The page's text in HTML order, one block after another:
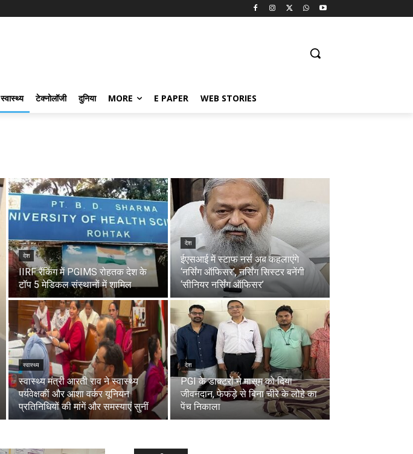
स्वास्थ्य टेक्नोलॉजी दुनिया MORE E PAPER WEB STORIES
देश
IIRF रैंकिंग में PGIMS रोहतक देश के
टॉप 5 मेडिकल संस्थानों में शामिल
देश
ईएसआई में स्टाफ नर्स अब कहलाएंगे
‘नर्सिंग ऑफिसर’, नर्सिंग सिस्टर बनेंगी
‘सीनियर नर्सिंग ऑफिसर’
स्वास्थ्य
स्वास्थ्य मंत्री आरती राव ने स्वास्थ्य
पर्यवेक्षकों और आशा वर्कर यूनियन
प्रतिनिधियों की मांगें और समस्याएं सुनीं
देश
PGI के डाक्टरों ने मासूम को दिया
जीवनदान, फेफड़े से बिना चीरे के लोहे का
पेंच निकाला